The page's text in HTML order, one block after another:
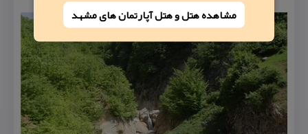
مشاهده هتل و هتل‌ آپارتمان های مشهد